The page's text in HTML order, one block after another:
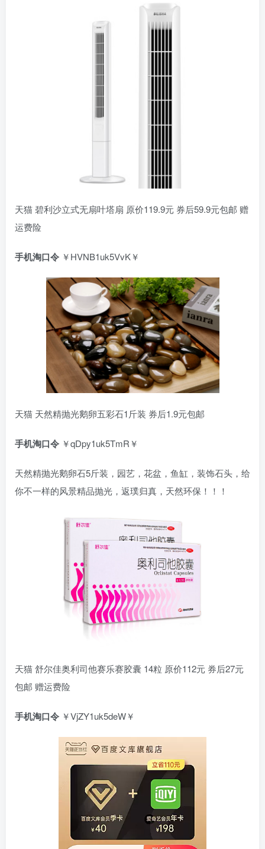
天猫 碧利沙立式无扇叶塔扇 原价119.9元 券后59.9元包邮 赠
运费险
手机淘口令 ￥HVNB1uk5VvK￥
天猫 天然精抛光鹅卵五彩石1斤装 券后1.9元包邮
手机淘口令 ￥qDpy1uk5TmR￥
天然精抛光鹅卵石5斤装，园艺，花盆，鱼缸，装饰石头，给
你不一样的风景精品抛光，返璞归真，天然环保！！！
天猫 舒尔佳奥利司他赛乐赛胶囊 14粒 原价112元 券后27元
包邮 赠运费险
手机淘口令 ￥VjZY1uk5deW￥